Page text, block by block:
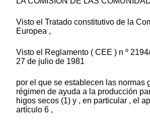
Visto el Tratado constitutivo de la
Europea ,
Visto el Reglamento ( CEE ) n º
27 de julio de 1981
por el que se establecen las normas
régimen de ayuda a la producción
higos secos (1) y , en particular , el
artículo 6 ,